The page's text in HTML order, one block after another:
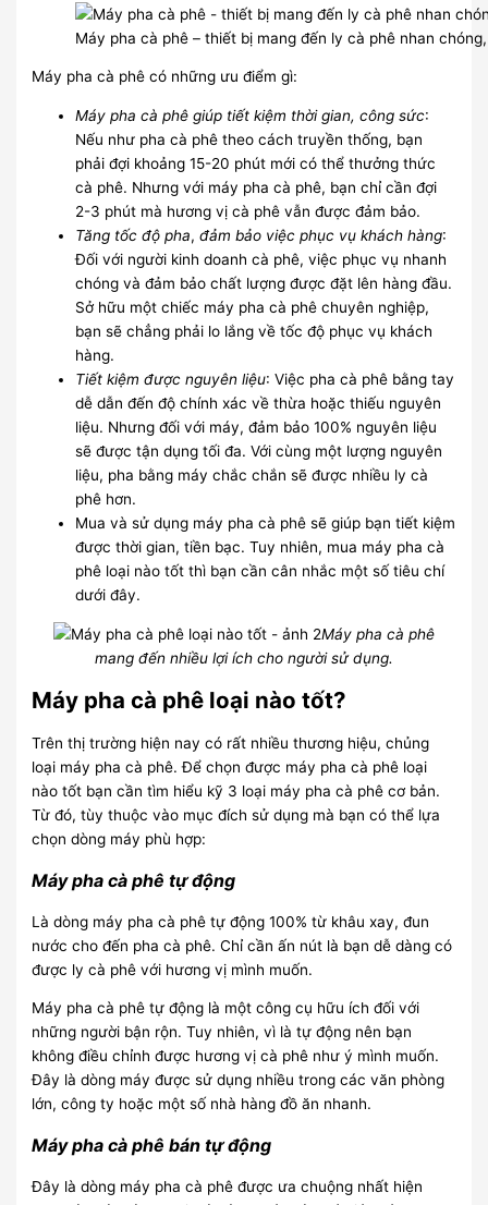
Máy pha cà phê – thiết bị mang đến ly cà phê nhan
Máy pha cà phê có những ưu điểm gì:
Máy pha cà phê giúp tiết kiệm thời gian, công sức:
Nếu như pha cà phê theo cách truyền thống, bạn
phải đợi khoảng 15-20 phút mới có thể thưởng thức
cà phê. Nhưng với máy pha cà phê, bạn chỉ cần đợi
2-3 phút mà hương vị cà phê vẫn được đảm bảo.
Tăng tốc độ pha,đảm bảo việc phục vụ khách hàng:
Đối với người kinh doanh cà phê, việc phục vụ nhanh
chóng và đảm bảo chất lượng được đặt lên hàng đầu.
Sở hữu một chiếc máy pha cà phê chuyên nghiệp,
bạn sẽ chẳng phải lo lắng về tốc độ phục vụ khách
hàng.
Tiết kiệm được nguyên liệu: Việc pha cà phê bằng tay
dễ dẫn đến độ chính xác về thừa hoặc thiếu nguyên
liệu. Nhưng đối với máy, đảm bảo 100% nguyên liệu
sẽ được tận dụng tối đa. Với cùng một lượng nguyên
liệu, pha bằng máy chắc chắn sẽ được nhiều ly cà
phê hơn.
Mua và sử dụng máy pha cà phê sẽ giúp bạn tiết kiệm
được thời gian, tiền bạc. Tuy nhiên, mua máy pha cà
phê loại nào tốt thì bạn cần cân nhắc một số tiêu chí
dưới đây.
Máy pha cà phê
mang đến nhiều lợi ích cho người sử dụng.
Máy pha cà phê loại nào tốt?
Trên thị trường hiện nay có rất nhiều thương hiệu, chủng
loại máy pha cà phê. Để chọn được máy pha cà phê loại
nào tốt bạn cần tìm hiểu kỹ 3 loại máy pha cà phê cơ bản.
Từ đó, tùy thuộc vào mục đích sử dụng mà bạn có thể lựa
chọn dòng máy phù hợp:
Máy pha cà phê tự động
Là dòng máy pha cà phê tự động 100% từ khâu xay, đun
nước cho đến pha cà phê. Chỉ cần ấn nút là bạn dễ dàng có
được ly cà phê với hương vị mình muốn.
Máy pha cà phê tự động là một công cụ hữu ích đối với
những người bận rộn. Tuy nhiên, vì là tự động nên bạn
không điều chỉnh được hương vị cà phê như ý mình muốn.
Đây là dòng máy được sử dụng nhiều trong các văn phòng
lớn, công ty hoặc một số nhà hàng đồ ăn nhanh.
Máy pha cà phê bán tự động
Đây là dòng máy pha cà phê được ưa chuộng nhất hiện